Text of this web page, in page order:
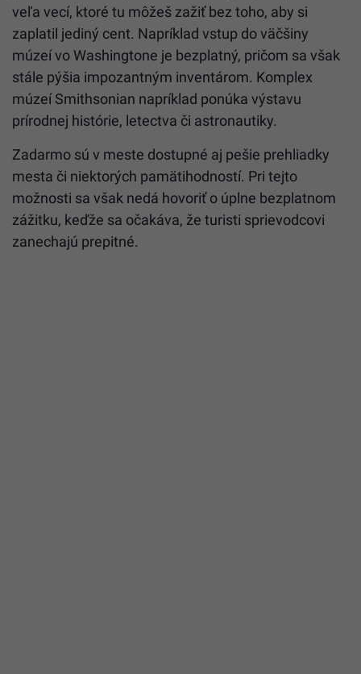
veľa vecí, ktoré tu môžeš zažiť bez toho, aby si
zaplatil jediný cent. Napríklad vstup do väčšiny
múzeí vo Washingtone je bezplatný, pričom sa však
stále pýšia impozantným inventárom. Komplex
múzeí Smithsonian napríklad ponúka výstavu
prírodnej histórie, letectva či astronautiky.
Zadarmo sú v meste dostupné aj pešie prehliadky
mesta či niektorých pamätihodností. Pri tejto
možnosti sa však nedá hovoriť o úplne bezplatnom
zážitku, keďže sa očakáva, že turisti sprievodcovi
zanechajú prepitné.